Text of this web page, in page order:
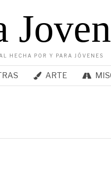
Joven
HECHA POR Y PARA JÓVENES
ARTE